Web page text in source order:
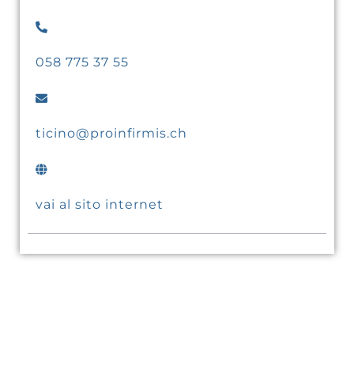
058 775 37 55
ticino@proinfirmis.ch
vai al sito internet